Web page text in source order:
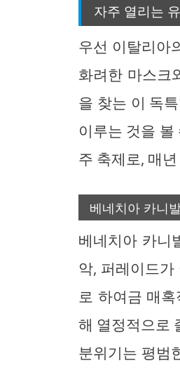
자주 열리는
우선 이탈리아
화려한 마스크
을 찾는 이 독
이루는 것을 볼
주 축제로, 매
베네치아 카니
베네치아 카니
악, 퍼레이드
로 하여금 매
해 열정적으로
분위기는 평범